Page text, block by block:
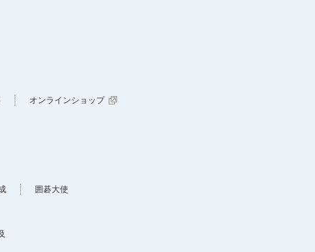
オンラインショップ
囲碁大使